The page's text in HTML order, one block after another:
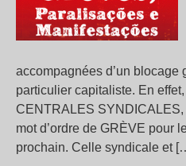
accompagnées d’un blocage
particulier capitaliste. En
CENTRALES
mot d’ordre de GRÈVE pour
prochain. Celle syndicale et